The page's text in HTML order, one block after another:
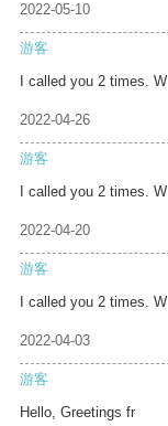
2022-05-10
游客
I called you 2 times. W
2022-04-26
游客
I called you 2 times. W
2022-04-20
游客
I called you 2 times. W
2022-04-03
游客
Hello, Greetings fr